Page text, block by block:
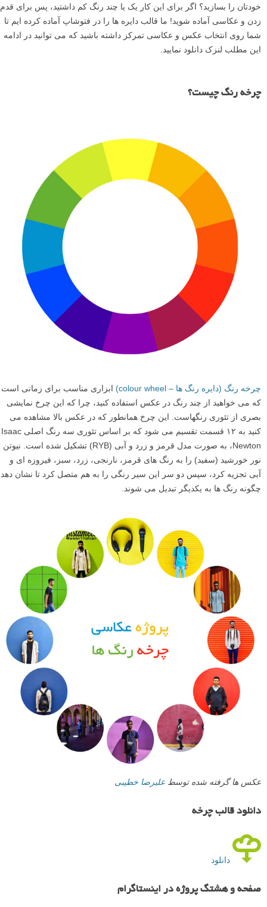
خودتان را بسازید؟ اگر برای این کار یک یا چند رنگ کم داشتید، پس برای قدم
زدن و عکاسی آماده شوید! ما قالب دایره ها را در فتوشاپ آماده کرده ایم تا
شما روی انتخاب عکس و عکاسی تمرکز داشته باشید که می توانید در ادامه
این مطلب لنزک دانلود نمایید.
چرخه رنگ چیست؟
چرخه رنگ (دایره رنگ ها – colour wheel)
ابزاری مناسب برای زمانی است
که می خواهید از چند رنگ در عکس استفاده کنید، چرا که این چرخ نمایشی
بصری از تئوری رنگهاست. این چرخ همانطور که در عکس بالا مشاهده می
کنید به ۱۲ قسمت تقسیم می شود که بر اساس تئوری سه رنگ اصلی Isaac
Newton، به صورت مدل قرمز و زرد و آبی (RYB) تشکیل شده است. نیوتن
نور خورشید (سفید) را به رنگ های قرمز، نارنجی، زرد، سبز، فیروزه ای و
آبی تجزیه کرد، سپس دو سر این سیر رنگی را به هم متصل کرد تا نشان دهد
چگونه رنگ ها به یکدیگر تبدیل می شوند.
عکس ها گرفته شده توسط علیرضا خطیبی
دانلود قالب چرخه
دانلود
صفحه و هشتگ پروژه در اینستاگرام